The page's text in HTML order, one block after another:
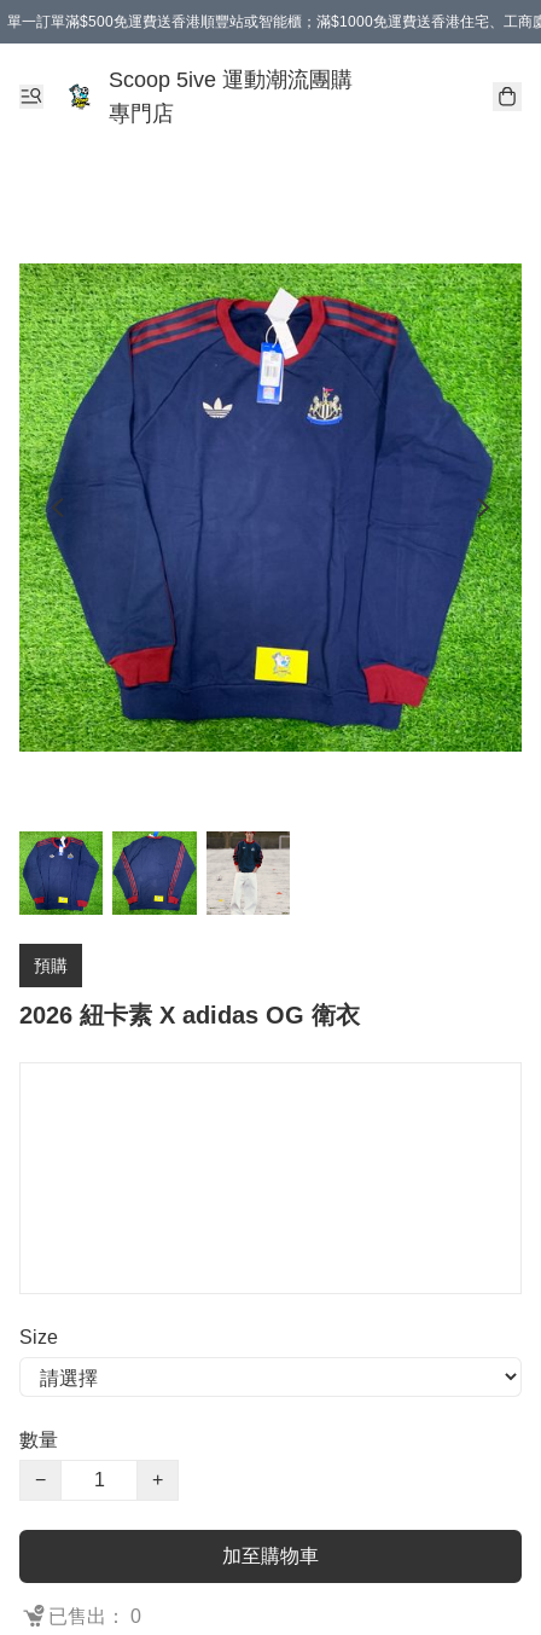
單一訂單滿$500免運費送香港順豐站或智能櫃；滿$1000免運費送香港住宅、工商
Scoop 5ive 運動潮流團購
專門店
預購
2026 紐卡素 X adidas OG 衛衣
Size
數量
−
+
加至購物車
已售出： 0